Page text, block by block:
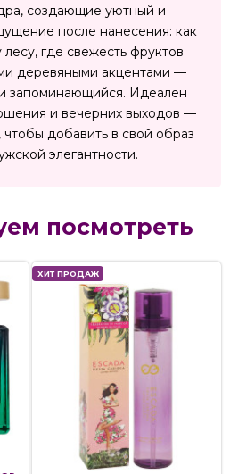
создающие уютный и
после нанесения: как
где свежесть фруктов
деревяными акцентами —
запоминающийся. Идеален
и вечерних выходов —
чтобы добавить в свой образ
элегантности.
посмотреть
ХИТ ПРОДАЖ